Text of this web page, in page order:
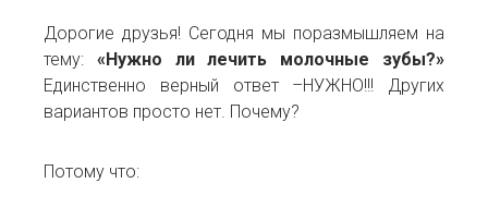
Дорогие друзья! Сегодня мы поразмышляем на
тему: «Нужно ли лечить молочные зубы?»
Единственно верный ответ –НУЖНО!!! Других
вариантов просто нет. Почему?
Потому что: